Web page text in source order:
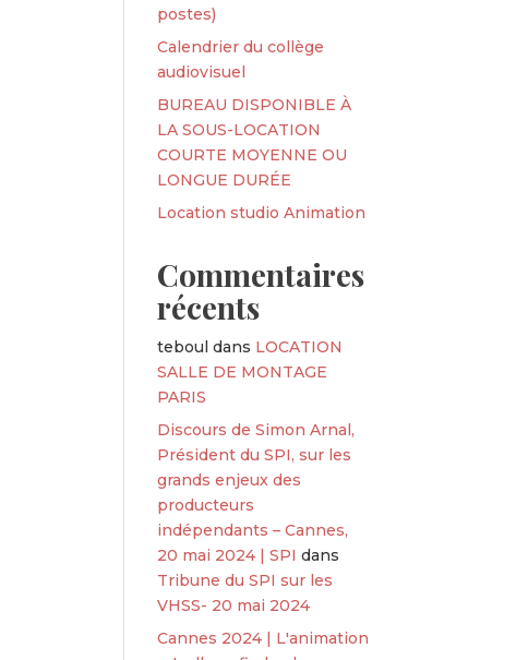
postes)
Calendrier du collège
audiovisuel
BUREAU DISPONIBLE À
LA SOUS-LOCATION
COURTE MOYENNE OU
LONGUE DURÉE
Location studio Animation
Commentaires
récents
teboul dans LOCATION
SALLE DE MONTAGE
PARIS
Discours de Simon Arnal,
Président du SPI, sur les
grands enjeux des
producteurs
indépendants – Cannes,
20 mai 2024 | SPI dans
Tribune du SPI sur les
VHSS- 20 mai 2024
Cannes 2024 | L'animation